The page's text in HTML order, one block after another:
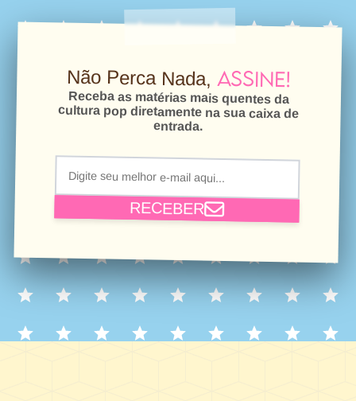
Não Perca Nada, Assine!
Receba as matérias mais quentes da
cultura pop diretamente na sua caixa de
entrada.
RECEBER